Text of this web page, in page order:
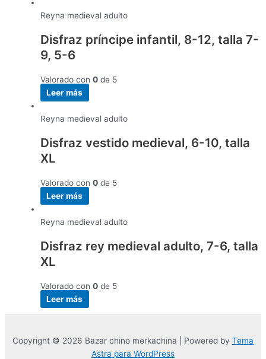
Reyna medieval adulto
Disfraz príncipe infantil, 8-12, talla 7-
9, 5-6
Valorado con 0 de 5
Leer más
Reyna medieval adulto
Disfraz vestido medieval, 6-10, talla
XL
Valorado con 0 de 5
Leer más
Reyna medieval adulto
Disfraz rey medieval adulto, 7-6, talla
XL
Valorado con 0 de 5
Leer más
Copyright © 2026 Bazar chino merkachina | Powered by Tema
Astra para WordPress